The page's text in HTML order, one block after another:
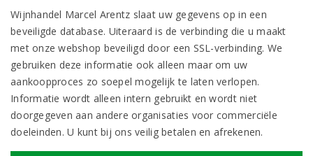
Wijnhandel Marcel Arentz slaat uw gegevens op in een
beveiligde database. Uiteraard is de verbinding die u maakt
met onze webshop beveiligd door een SSL-verbinding. We
gebruiken deze informatie ook alleen maar om uw
aankoopproces zo soepel mogelijk te laten verlopen.
Informatie wordt alleen intern gebruikt en wordt niet
doorgegeven aan andere organisaties voor commerciële
doeleinden. U kunt bij ons veilig betalen en afrekenen.